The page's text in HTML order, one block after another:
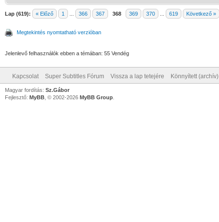
Lap (619): « Előző 1 366 367 368 369 370 619 Következő »
Megtekintés nyomtatható verzióban
Jelenlevő felhasználók ebben a témában: 55 Vendég
Kapcsolat Super Subtitles Fórum Vissza a lap tetejére Könnyített
Magyar fordítás: Sz.Gábor
Fejlesztő: MyBB , © 2002-2026 MyBB Group